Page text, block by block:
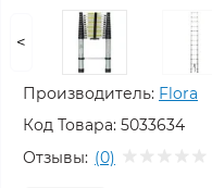
<
Производитель: Flora
Код Товара: 5033634
Отзывы: (0)